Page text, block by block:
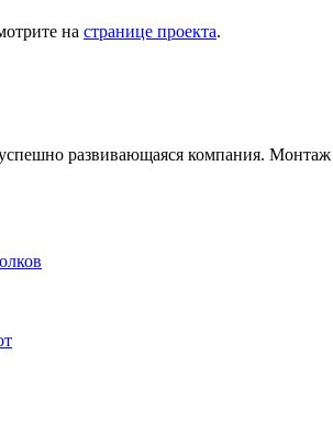
на странице проекта.
развивающаяся компания.